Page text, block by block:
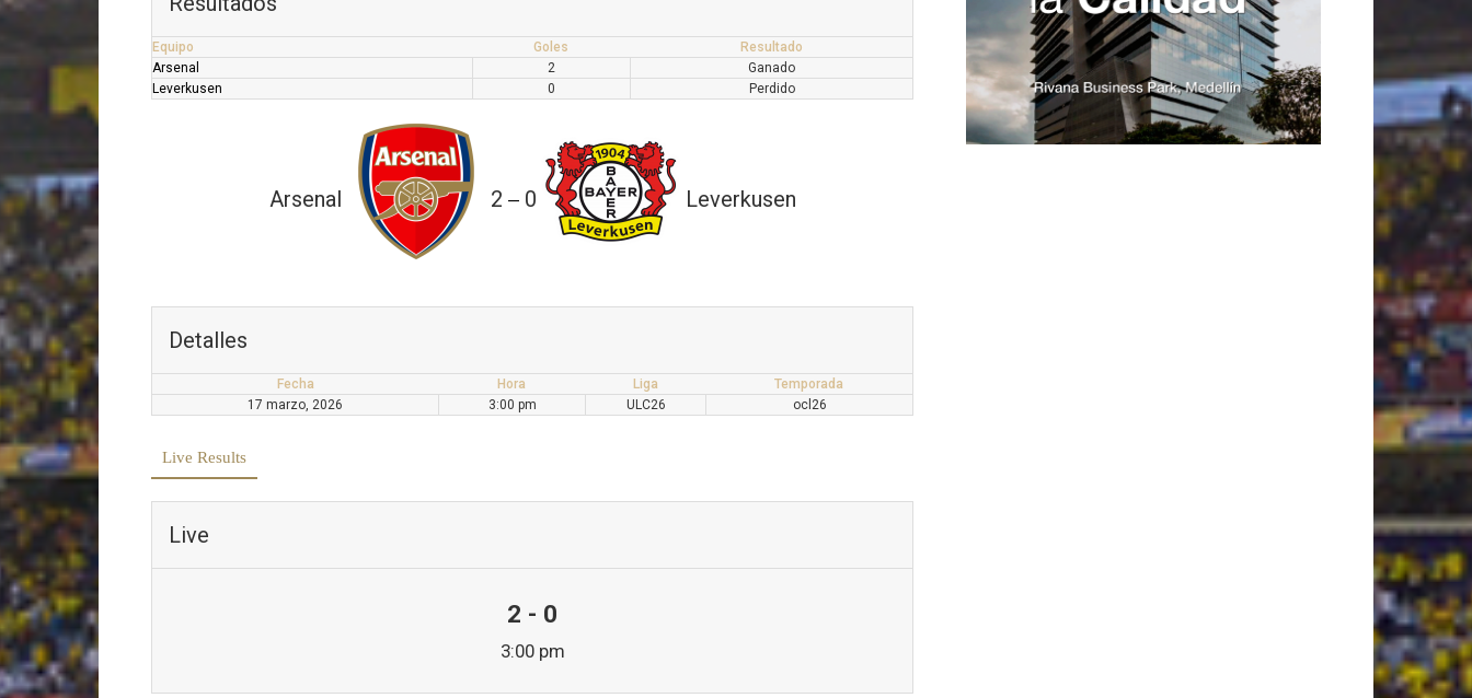
Equipo Goles
Resultado
Arsenal
2
Ganado
Leverkusen
0 Perdido
Arsenal 2 — 0 Leverkusen
Detalles
Fecha Hora Liga
Temporada
17 marzo, 2026
3:00 pm ULC26 ocl26
Live Results
Live
2 - 0
3:00 pm